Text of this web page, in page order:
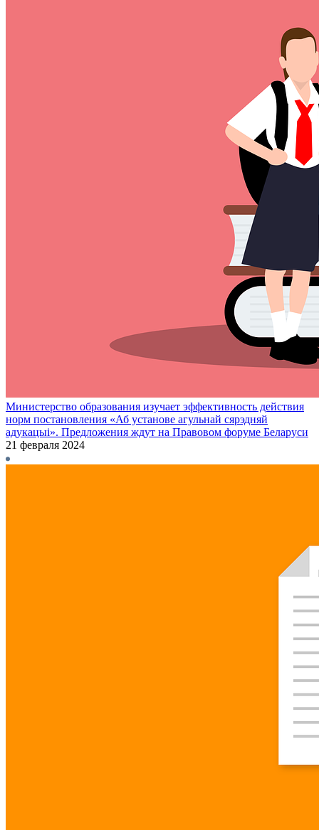
Министерство образования изучает эффективность действия
норм постановления «Аб установе агульнай сярэдняй
адукацыі». Предложения ждут на Правовом форуме Беларуси
21 февраля 2024